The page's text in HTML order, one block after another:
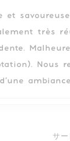
et
très
Nous
サー